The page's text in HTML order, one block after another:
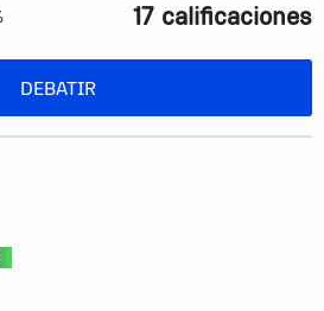
de acuerdo
17 calificaciones
DEBATIR